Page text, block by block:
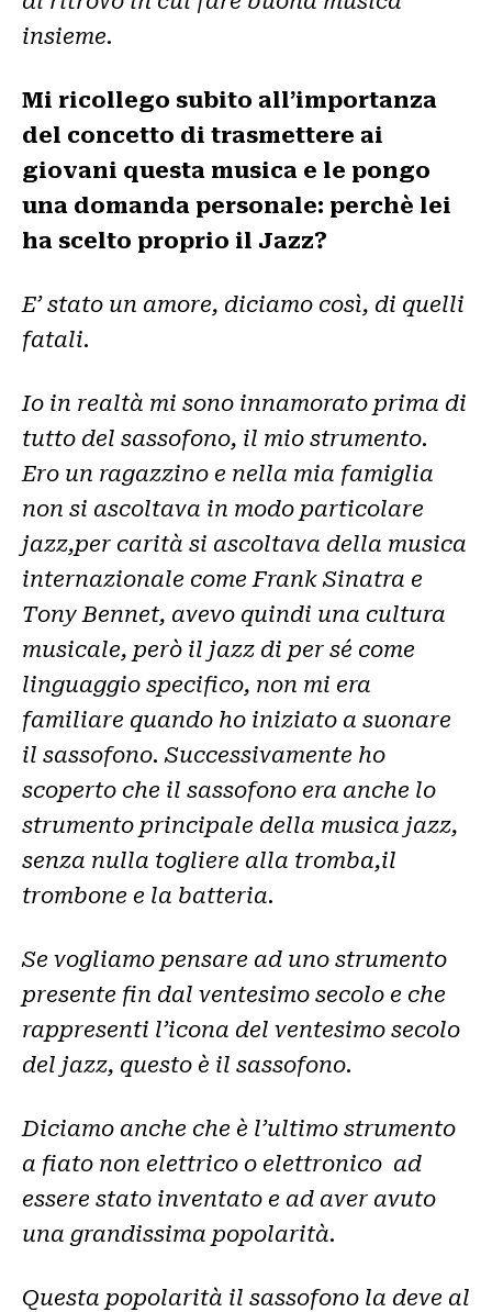
insieme.
Mi ricollego subito all’importanza
del concetto di trasmettere ai
giovani questa musica e le pongo
una domanda personale: perchè lei
ha scelto proprio il Jazz?
E’ stato un amore, diciamo così, di quelli
fatali.
Io in realtà mi sono innamorato prima di
tutto del sassofono, il mio strumento.
Ero un ragazzino e nella mia famiglia
non si ascoltava in modo particolare
jazz,per carità si ascoltava della musica
internazionale come Frank Sinatra e
Tony Bennet, avevo quindi una cultura
musicale, però il jazz di per sé come
linguaggio specifico, non mi era
familiare quando ho iniziato a suonare
il sassofono. Successivamente ho
scoperto che il sassofono era anche lo
strumento principale della musica jazz,
senza nulla togliere alla tromba,il
trombone e la batteria.
Se vogliamo pensare ad uno strumento
presente fin dal ventesimo secolo e che
rappresenti l’icona del ventesimo secolo
del jazz, questo è il sassofono.
Diciamo anche che è l’ultimo strumento
a fiato non elettrico o elettronico ad
essere stato inventato e ad aver avuto
una grandissima popolarità.
Questa popolarità il sassofono la deve al